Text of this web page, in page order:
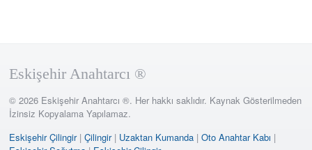
Eskişehir Anahtarcı ®
© 2026 Eskişehir Anahtarcı ®. Her hakkı saklıdır. Kaynak Gösterilmeden
İzinsiz Kopyalama Yapılamaz.
Eskişehir Çilingir|Çilingir| Uzaktan Kumanda |Oto Anahtar Kabı |